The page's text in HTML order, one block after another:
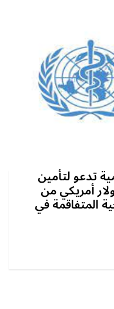
تدعو لتأمين
مليون دولار أمريكي من
المتفاقمة في